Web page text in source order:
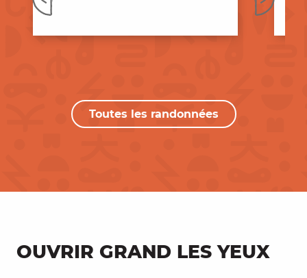
Toutes les randonnées
OUVRIR GRAND LES YEUX